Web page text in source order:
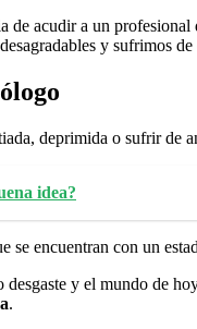
de acudir a un
y sufrimos
deprimida o sufrir de
idea?
se encuentran con un
y el mundo de
.